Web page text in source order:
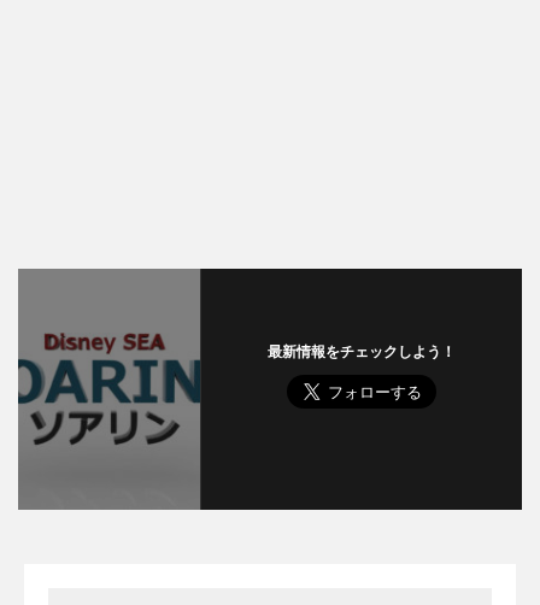
最新情報をチェックしよう！